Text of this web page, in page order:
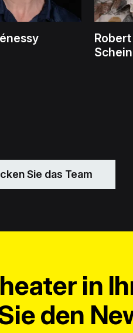
Schein
Sie das Team
in
den